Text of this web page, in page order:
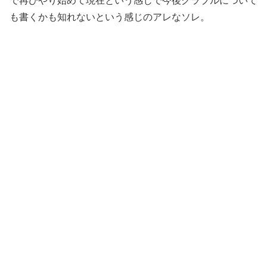
も書くかも知れないという感じのアレなソレ。